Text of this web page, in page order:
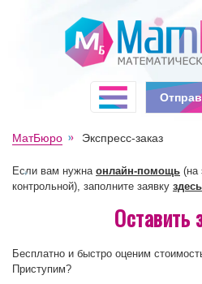
МатБюро Экспресс-заказ
Если вам нужна онлайн-помощь (на
контрольной), заполните заявку здесь
Оставить
Бесплатно и быстро оценим
Приступим?